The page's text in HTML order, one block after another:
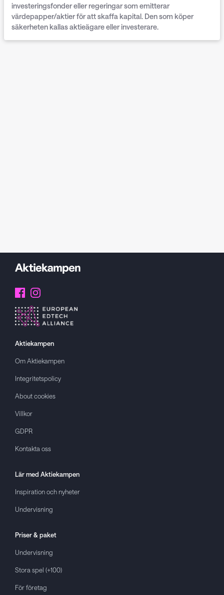
investeringsfonder eller regeringar som emitterar
värdepapper/aktier för att skaffa kapital. Den som köper
säkerheten kallas aktieägare eller investerare.
Aktiekampen
Om Aktiekampen
Integritetspolicy
About cookies
Villkor
GDPR
Kontakta oss
Lär med Aktiekampen
Inspiration och nyheter
Undervisning
Priser & paket
Undervisning
Stora spel (+100)
För företag